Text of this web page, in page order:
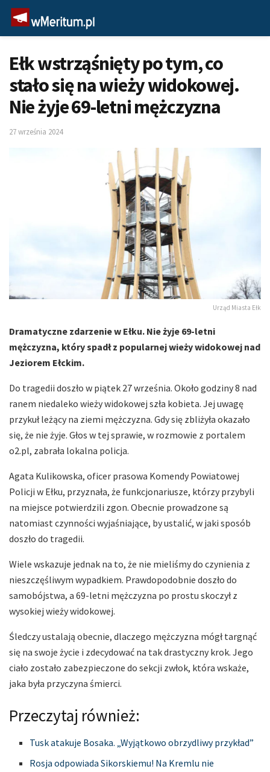
Ełk wstrząśnięty po tym, co
stało się na wieży widokowej.
Nie żyje 69-letni mężczyzna
27 września 2024
Urząd Miasta Ełk
Dramatyczne zdarzenie w Ełku. Nie żyje 69-letni
mężczyzna, który spadł z popularnej wieży widokowej nad
Jeziorem Ełckim.
Do tragedii doszło w piątek 27 września. Około godziny 8 nad
ranem niedaleko wieży widokowej szła kobieta. Jej uwagę
przykuł leżący na ziemi mężczyzna. Gdy się zbliżyła okazało
się, że nie żyje. Głos w tej sprawie, w rozmowie z portalem
o2.pl, zabrała lokalna policja.
Agata Kulikowska, oficer prasowa Komendy Powiatowej
Policji w Ełku, przyznała, że funkcjonariusze, którzy przybyli
na miejsce potwierdzili zgon. Obecnie prowadzone są
natomiast czynności wyjaśniające, by ustalić, w jaki sposób
doszło do tragedii.
Wiele wskazuje jednak na to, że nie mieliśmy do czynienia z
nieszczęśliwym wypadkiem. Prawdopodobnie doszło do
samobójstwa, a 69-letni mężczyzna po prostu skoczył z
wysokiej wieży widokowej.
Śledczy ustalają obecnie, dlaczego mężczyzna mógł targnąć
się na swoje życie i zdecydować na tak drastyczny krok. Jego
ciało zostało zabezpieczone do sekcji zwłok, która wskaże,
jaka była przyczyna śmierci.
Przeczytaj również:
Tusk atakuje Bosaka. „Wyjątkowo obrzydliwy przykład”
Rosja odpowiada Sikorskiemu! Na Kremlu nie